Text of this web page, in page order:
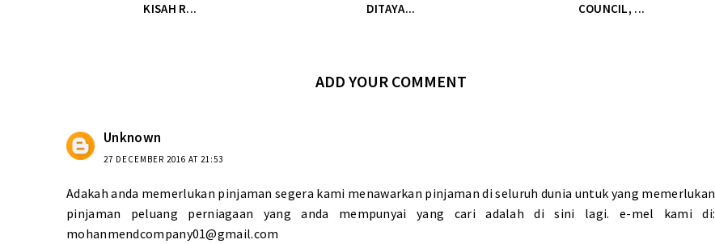
KISAH R...
DITAYA...
COUNCIL, ...
ADD YOUR COMMENT
Unknown
27 DECEMBER 2016 AT 21:53
Adakah anda memerlukan pinjaman segera kami menawarkan pinjaman di seluruh dunia untuk yang memerlukan
pinjaman peluang perniagaan yang anda mempunyai yang cari adalah di sini lagi. e-mel kami di:
mohanmendcompany01@gmail.com